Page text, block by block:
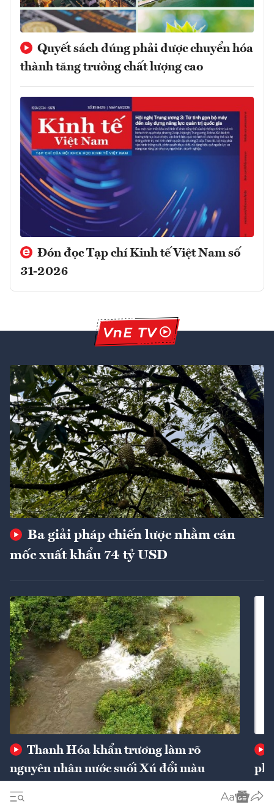
Quyết sách đúng phải được chuyển hóa
thành tăng trưởng chất lượng cao
Đón đọc Tạp chí Kinh tế Việt Nam số
31-2026
Ba giải pháp chiến lược nhằm cán
mốc xuất khẩu 74 tỷ USD
Thanh Hóa khẩn trương làm rõ
nguyên nhân nước suối Xú đổi màu
phí